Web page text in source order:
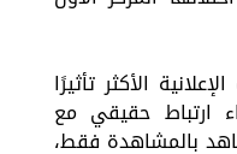
الأكثر تأثيرًا
ارتباط حقيقي مع
بالمشاهدة فقط،